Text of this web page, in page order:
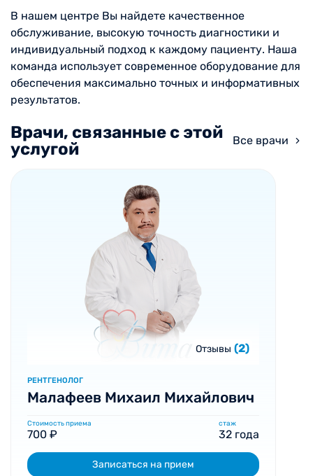
В нашем центре Вы найдете качественное
обслуживание, высокую точность диагностики и
индивидуальный подход к каждому пациенту. Наша
команда использует современное оборудование для
обеспечения максимально точных и информативных
результатов.
Врачи, связанные с этой
услугой
Все врачи
Отзывы (2)
РЕНТГЕНОЛОГ
Малафеев Михаил Михайлович
Стоимость приема
700 ₽
стаж
32 года
Записаться на прием